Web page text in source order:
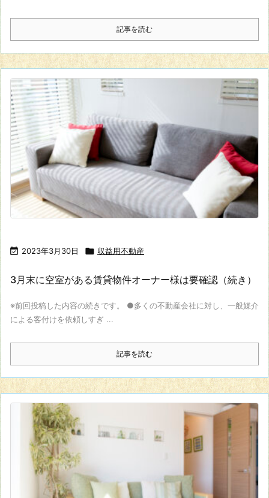
記事を読む
 2023年3月30日  収益用不動産
3月末に空室がある賃貸物件オーナー様は要確認（続き）
※前回投稿した内容の続きです。 ●多くの不動産会社に対し、一般媒介
による客付けを依頼しすぎ ...
記事を読む